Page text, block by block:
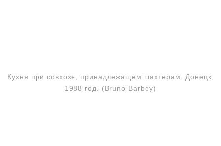
Кухня при совхозе, принадлежащем шахтерам. Донецк,
1988 год. (Bruno Barbey)